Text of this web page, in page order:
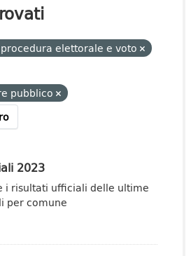
elettorale e voto
pubblico
2023
i risultati ufficiali delle ultime
per comune